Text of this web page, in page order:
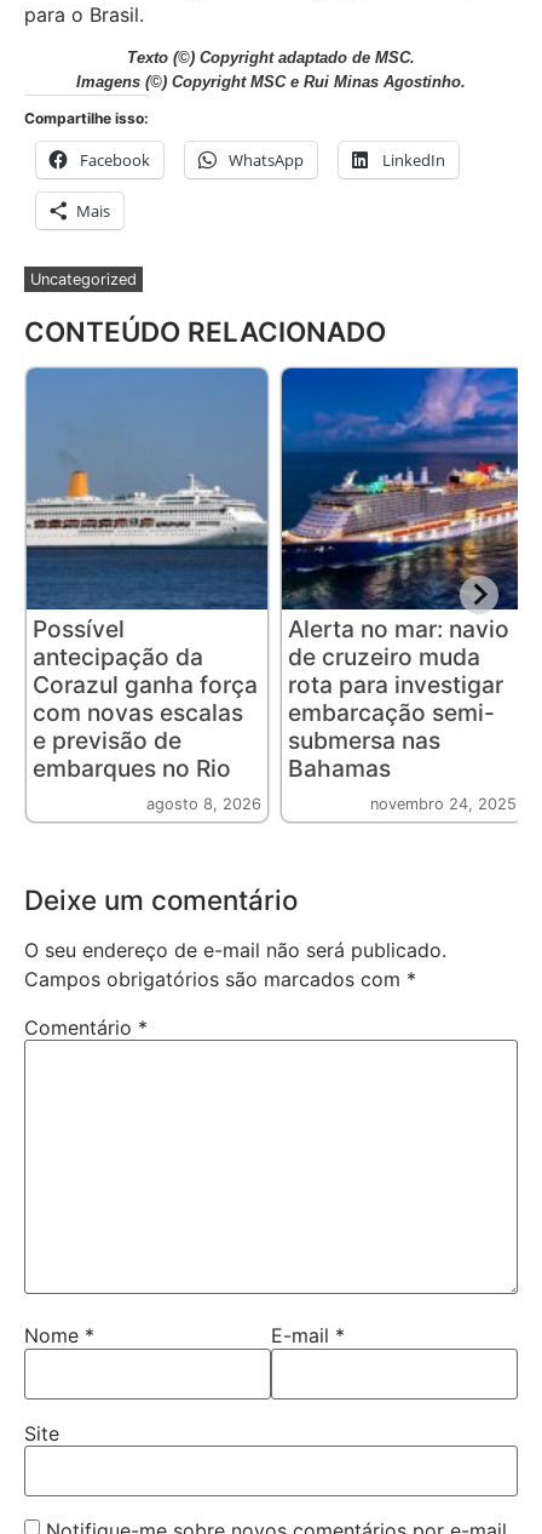
para o Brasil.
Texto (©) Copyright adaptado de MSC.
Imagens (©) Copyright MSC e Rui Minas Agostinho.
Compartilhe isso:
Facebook WhatsApp LinkedIn
Mais
Uncategorized
CONTEÚDO RELACIONADO
Possível
antecipação da
Corazul ganha força
com novas escalas
e previsão de
embarques no Rio
agosto 8, 2026
Alerta no mar: navio
de cruzeiro muda
rota para investigar
embarcação semi-
submersa nas
Bahamas
novembro 24, 2025
Deixe um comentário
O seu endereço de e-mail não será publicado.
Campos obrigatórios são marcados com *
Comentário *
Nome * E-mail *
Site